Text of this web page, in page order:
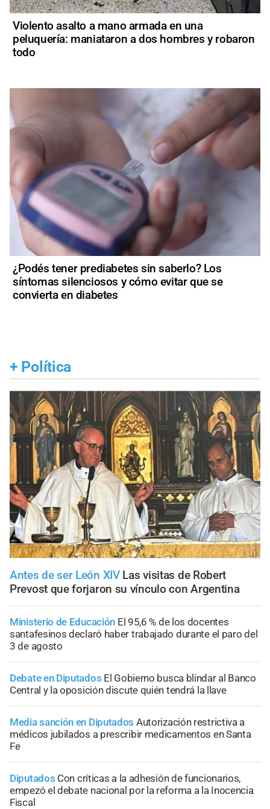
Violento asalto a mano armada en una
peluquería: maniataron a dos hombres y robaron
todo
¿Podés tener prediabetes sin saberlo? Los
síntomas silenciosos y cómo evitar que se
convierta en diabetes
+ Política
Antes de ser León XIV Las visitas de Robert
Prevost que forjaron su vínculo con Argentina
Ministerio de Educación El 95,6 % de los docentes
santafesinos declaró haber trabajado durante el paro del
3 de agosto
Debate en Diputados El Gobierno busca blindar al Banco
Central y la oposición discute quién tendrá la llave
Media sanción en Diputados Autorización restrictiva a
médicos jubilados a prescribir medicamentos en Santa
Fe
Diputados Con críticas a la adhesión de funcionarios,
empezó el debate nacional por la reforma a la Inocencia
Fiscal